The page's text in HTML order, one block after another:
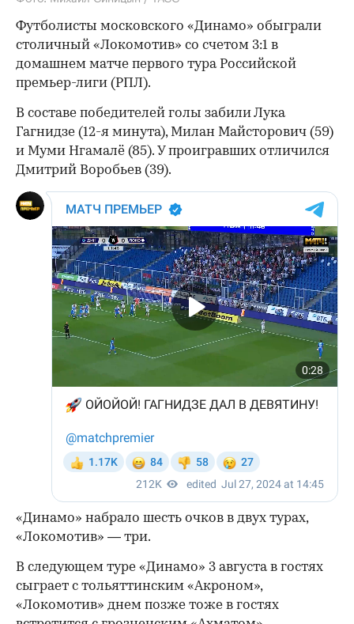
Футболисты московского «Динамо» обыграли
столичный «Локомотив» со счетом 3:1 в
домашнем матче первого тура Российской
премьер-лиги (РПЛ).
В составе победителей голы забили Лука
Гагнидзе (12-я минута), Милан Майсторович (59)
и Муми Нгамалё (85). У проигравших отличился
Дмитрий Воробьев (39).
«Динамо» набрало шесть очков в двух турах,
«Локомотив» — три.
В следующем туре «Динамо» 3 августа в гостях
сыграет с тольяттинским «Акроном»,
«Локомотив» днем позже тоже в гостях